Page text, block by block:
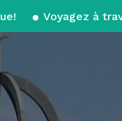
Voyagez à